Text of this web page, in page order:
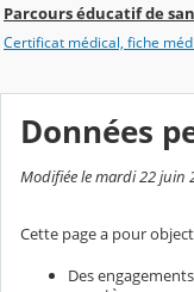
Parcours éducatif de
Certificat médical, fiche
Données
Modifiée le mardi 22 juin
Cette page a pour
Des